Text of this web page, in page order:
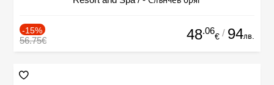
-15%
56.75€ 48.06
€ / 94лв.